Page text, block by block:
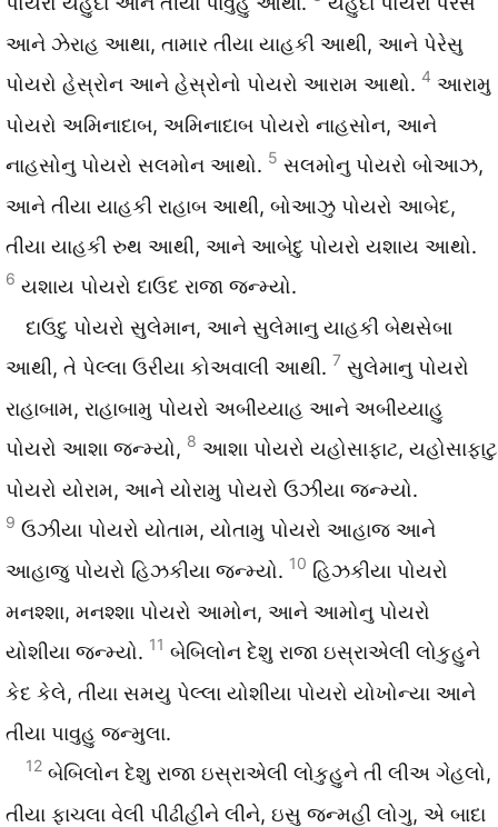
આને ઝેરાહ આથા, તામાર તીયા યાહકી આથી, આને પેરેસુ
પોયરો હેસ્રોન આને હેસ્રોનો પોયરો આરામ આથો. 4 આરામુ
પોયરો અમિનાદાબ, અમિનાદાબ પોયરો નાહસોન, આને
નાહસોનુ પોયરો સલમોન આથો. 5 સલમોનુ પોયરો બોઆઝ,
આને તીયા યાહકી રાહાબ આથી, બોઆઝુ પોયરો આબેદ,
તીયા યાહકી રુથ આથી, આને આબેદુ પોયરો યશાય આથો.
6 યશાય પોયરો દાઉદ રાજા જન્મ્યો.
દાઉદુ પોયરો સુલેમાન, આને સુલેમાનુ યાહકી બેથસેબા
આથી, તે પેલ્લા ઉરીયા કોઅવાલી આથી. 7 સુલેમાનુ પોયરો
રાહાબામ, રાહાબામુ પોયરો અબીય્યાહ આને અબીય્યાહુ
પોયરો આશા જન્મ્યો, 8 આશા પોયરો યહોસાફાટ, યહોસાફાટુ
પોયરો યોરામ, આને યોરામુ પોયરો ઉઝીયા જન્મ્યો.
9 ઉઝીયા પોયરો યોતામ, યોતામુ પોયરો આહાજ આને
આહાજુ પોયરો હિઝકીયા જન્મ્યો. 10 હિઝકીયા પોયરો
મનશ્શા, મનશ્શા પોયરો આમોન, આને આમોનુ પોયરો
યોશીયા જન્મ્યો. 11 બેબિલોન દેશુ રાજા ઇસ્રાએલી લોકુહુને
કેદ કેલે, તીયા સમયુ પેલ્લા યોશીયા પોયરો યોખોન્યા આને
તીયા પાવુહુ જન્મુલા.
12 બેબિલોન દેશુ રાજા ઇસ્રાએલી લોકુહુને તી લીઅ ગેહલો,
તીયા ફાચલા વેલી પીઢીહીને લીને, ઇસુ જન્મહી લોગુ, એ બાદા